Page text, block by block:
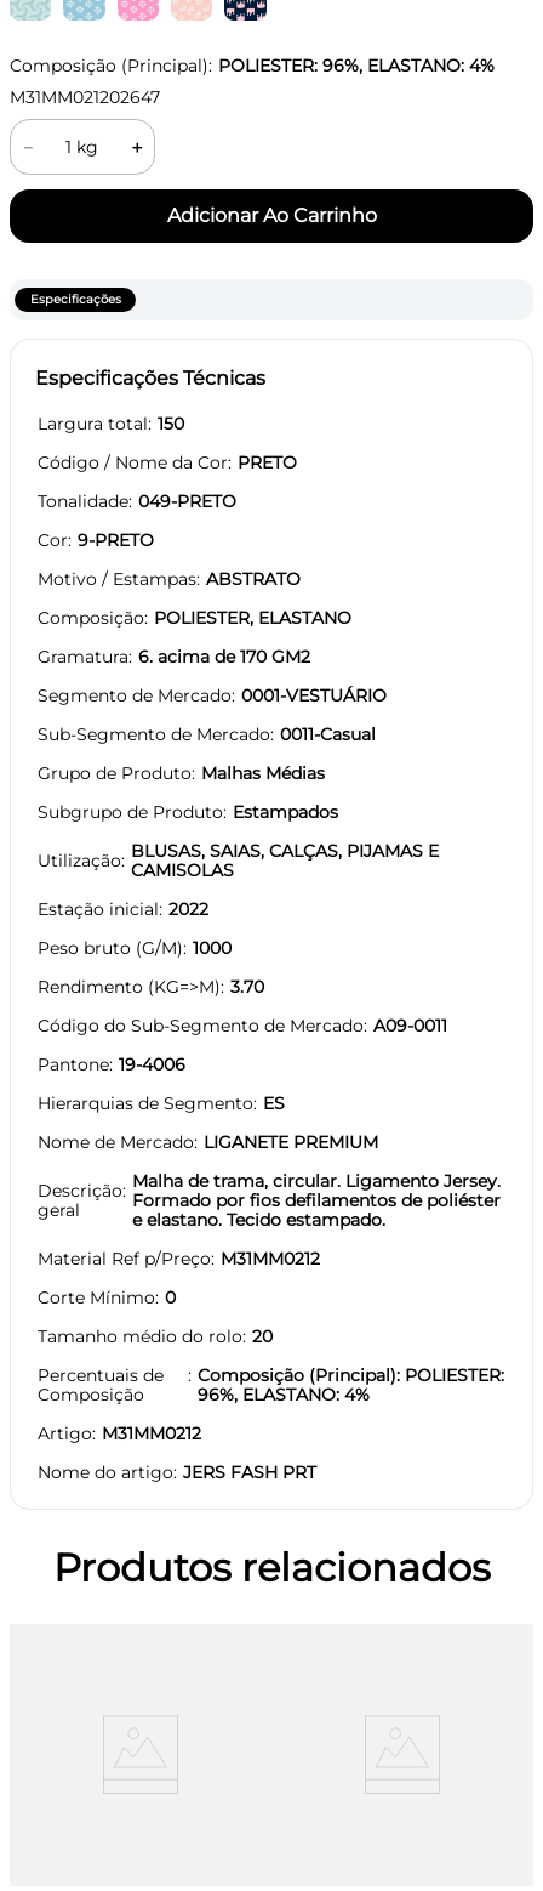
Composição (Principal): POLIESTER: 96%, ELASTANO: 4%
M31MM021202647
＋
－
Especificações
Especificações Técnicas
Largura total 150
Código / Nome da Cor PRETO
Tonalidade 049-PRETO
Cor 9-PRETO
Motivo / Estampas ABSTRATO
Composição POLIESTER, ELASTANO
Gramatura 6. acima de 170 GM2
Segmento de Mercado 0001-VESTUÁRIO
Sub-Segmento de Mercado 0011-Casual
Grupo de Produto Malhas Médias
Subgrupo de Produto Estampados
Utilização BLUSAS, SAIAS, CALÇAS, PIJAMAS E
CAMISOLAS
Estação inicial 2022
Peso bruto (G/M) 1000
Rendimento (KG=>M) 3.70
Código do Sub-Segmento de Mercado A09-0011
Pantone 19-4006
Hierarquias de Segmento ES
Nome de Mercado LIGANETE PREMIUM
Descrição
geral
Malha de trama, circular. Ligamento Jersey.
Formado por fios defilamentos de poliéster
e elastano. Tecido estampado.
Material Ref p/Preço M31MM0212
Corte Mínimo 0
Tamanho médio do rolo 20
Percentuais de
Composição
Composição (Principal): POLIESTER:
96%, ELASTANO: 4%
Artigo M31MM0212
Nome do artigo JERS FASH PRT
Produtos relacionados